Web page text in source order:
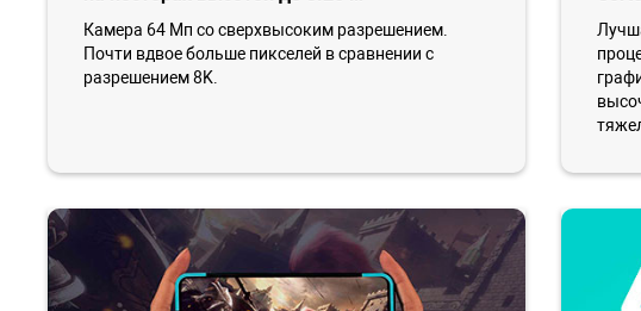
Камера 64 Мп со сверхвысоким разрешением.
Почти вдвое больше пикселей в сравнении с
разрешением 8K.